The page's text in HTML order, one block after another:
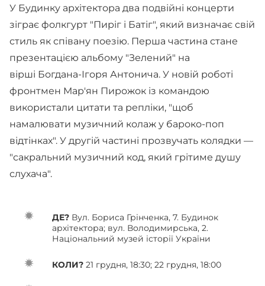
У Будинку архітектора два подвійні концерти
зіграє фолкгурт "Пиріг і Батіг", який визначає свій
стиль як співану поезію. Перша частина стане
презентацією альбому "Зелений" на
вірші Богдана-Ігоря Антонича. У новій роботі
фронтмен Мар'ян Пирожок із командою
використали цитати та репліки, "щоб
намалювати музичний колаж у бароко-поп
відтінках". У другій частині прозвучать колядки —
"сакральний музичний код, який грітиме душу
слухача".
ДЕ? Вул. Бориса Грінченка, 7. Будинок
архітектора; вул. Володимирська, 2.
Національний музей історії України
КОЛИ? 21 грудня, 18:30; 22 грудня, 18:00